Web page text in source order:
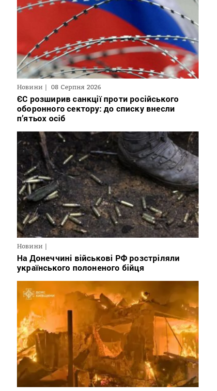
Новини 08 Серпня 2026
ЄС розширив санкції проти російського
оборонного сектору: до списку внесли
п’ятьох осіб
Новини
На Донеччині військові РФ розстріляли
українського полоненого бійця